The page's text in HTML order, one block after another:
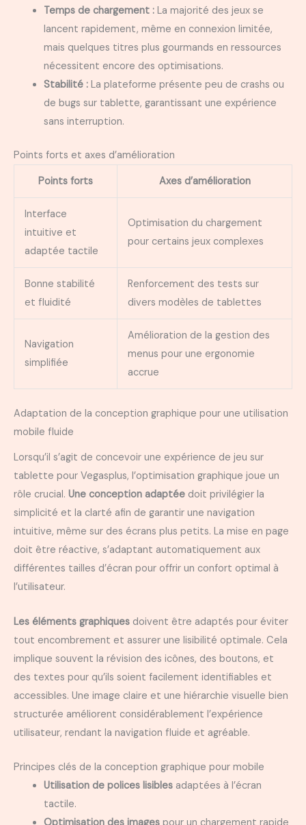
Temps de chargement :La majorité des jeux se
lancent rapidement, même en connexion limitée,
mais quelques titres plus gourmands en ressources
nécessitent encore des optimisations.
Stabilité :La plateforme présente peu de crashs ou
de bugs sur tablette, garantissant une expérience
sans interruption.
Points forts et axes d’amélioration
Points forts
Axes d’amélioration
Interface
intuitive et
adaptée tactile
Optimisation du chargement
pour certains jeux complexes
Bonne stabilité
et fluidité
Renforcement des tests sur
divers modèles de tablettes
Navigation
simplifiée
Amélioration de la gestion des
menus pour une ergonomie
accrue
Adaptation de la conception graphique pour une utilisation
mobile fluide
Lorsqu’il s’agit de concevoir une expérience de jeu sur
tablette pour Vegasplus, l’optimisation graphique joue un
rôle crucial. Une conception adaptée doit privilégier la
simplicité et la clarté afin de garantir une navigation
intuitive, même sur des écrans plus petits. La mise en page
doit être réactive, s’adaptant automatiquement aux
différentes tailles d’écran pour offrir un confort optimal à
l’utilisateur.
Les éléments graphiques doivent être adaptés pour éviter
tout encombrement et assurer une lisibilité optimale. Cela
implique souvent la révision des icônes, des boutons, et
des textes pour qu’ils soient facilement identifiables et
accessibles. Une image claire et une hiérarchie visuelle bien
structurée améliorent considérablement l’expérience
utilisateur, rendant la navigation fluide et agréable.
Principes clés de la conception graphique pour mobile
Utilisation de polices lisiblesadaptées à l’écran
tactile.